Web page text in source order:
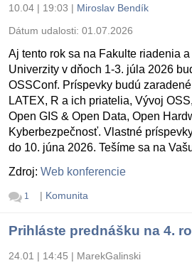
10.04 | 19:03 | Miroslav Bendík
Dátum udalosti: 01.07.2026
Aj tento rok sa na Fakulte riadenia
Univerzity v dňoch 1-3. júla 2026
OSSConf. Príspevky budú
LATEX, R a ich priatelia, Vývoj
Open GIS & Open Data, Open
Kyberbezpečnosť. Vlastné
do 10. júna 2026. Tešíme sa na
Zdroj: Web konferencie
1 | Komunita
Prihláste prednášku na 4.
24.01 | 14:45 | MarekGalinski